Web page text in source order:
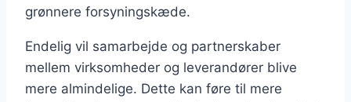
grønnere forsyningskæde.
Endelig vil samarbejde og partnerskaber
mellem virksomheder og leverandører blive
mere almindelige. Dette kan føre til mere